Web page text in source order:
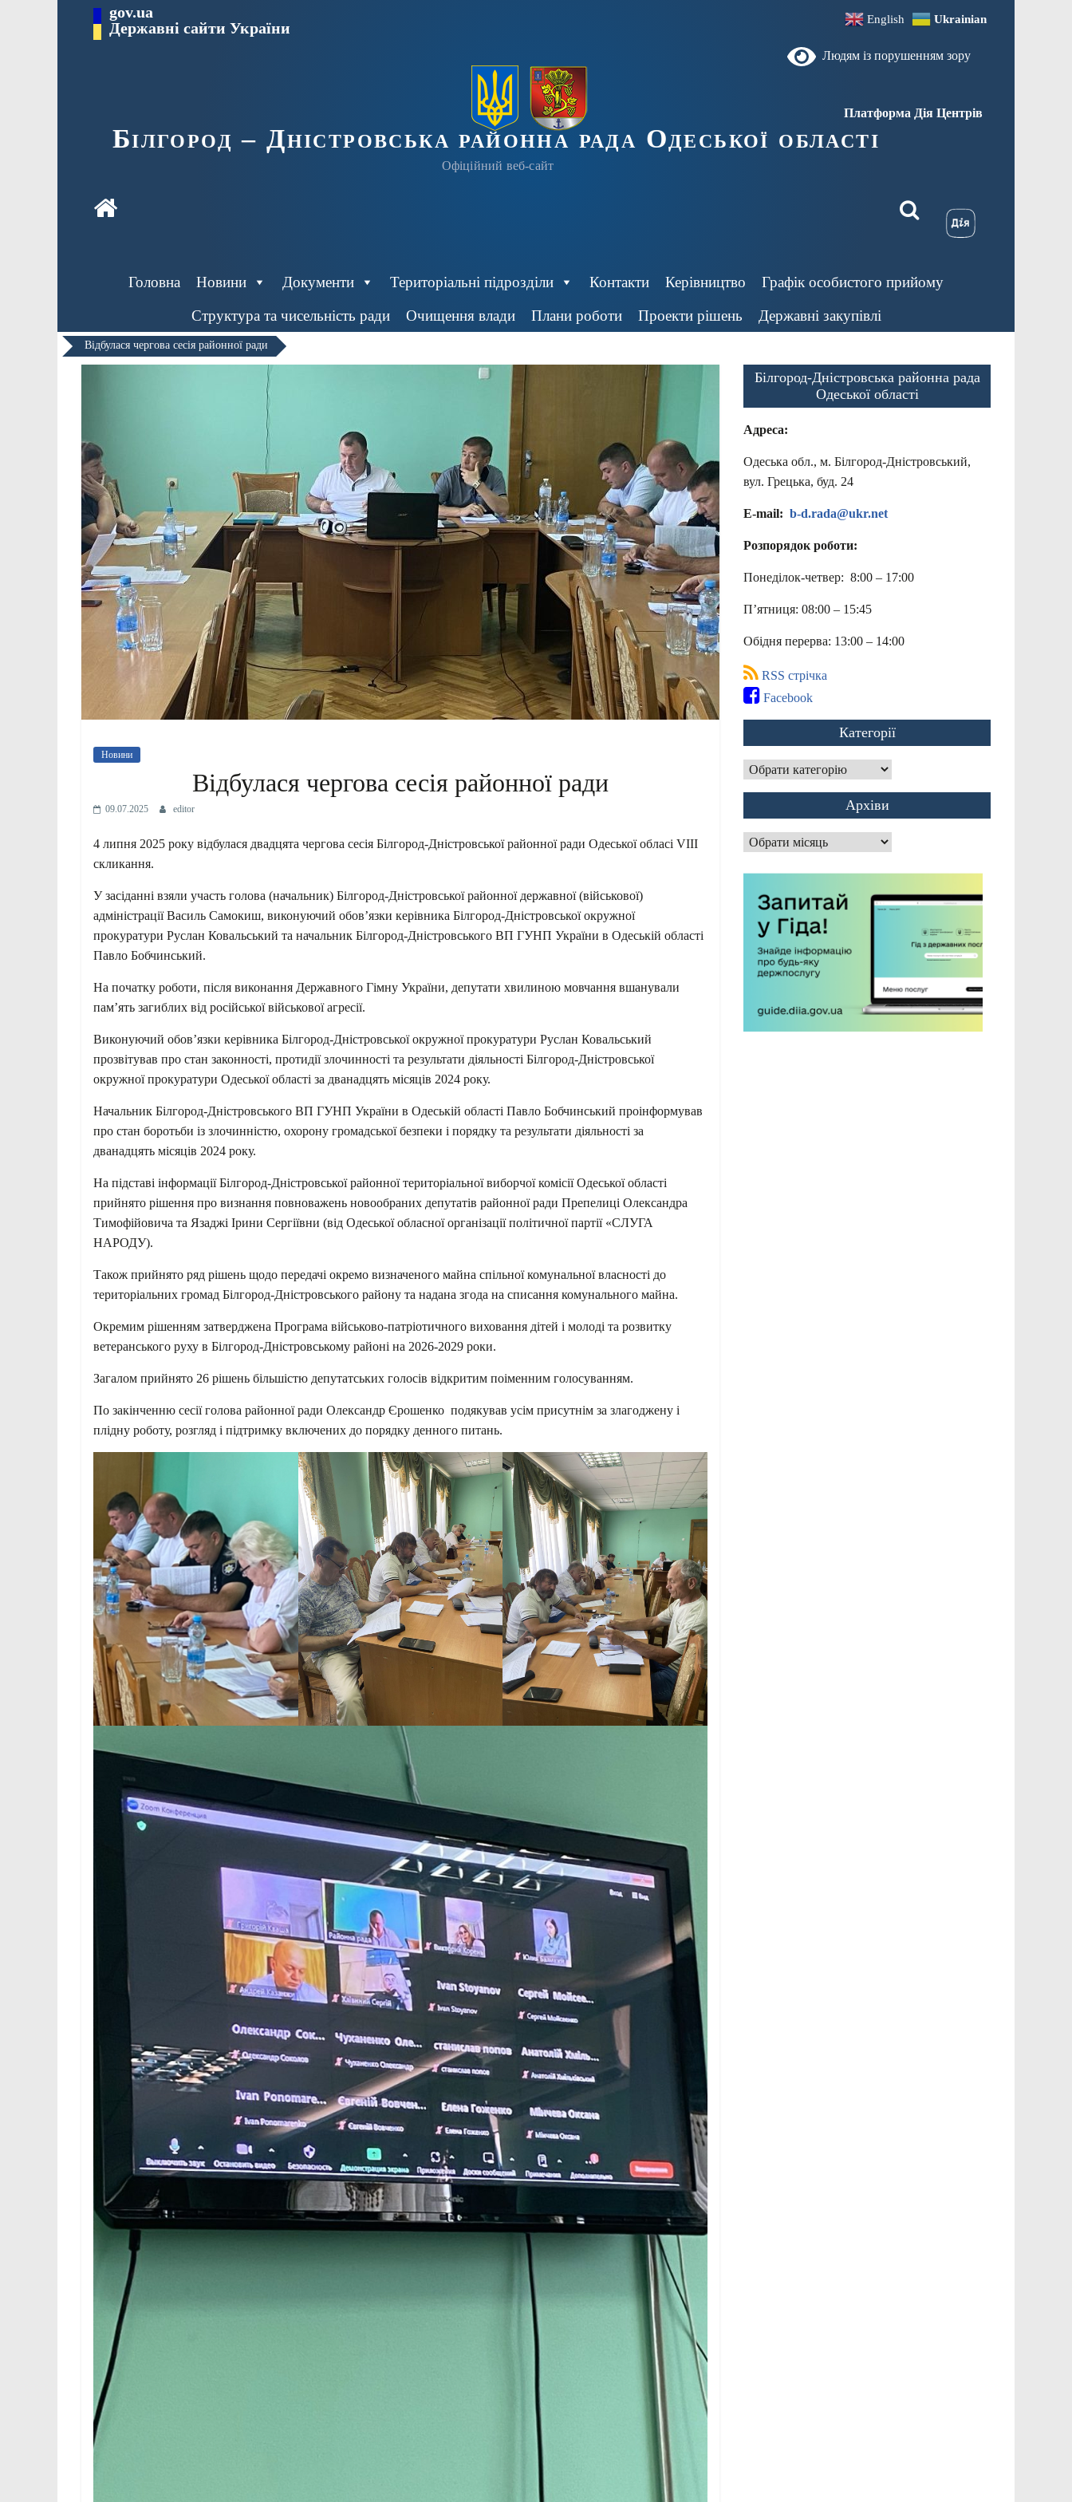
gov.ua
Державні сайти України
English Ukrainian
Людям із порушенням зору
Платформа Дія Центрів
Білгород – Дністровська районна рада Одеської області
Офіційний веб-сайт
Головна Новини Документи Територіальні підрозділи Контакти Керівництво Графік особистого прийому
Структура та чисельність ради Очищення влади Плани роботи Проекти рішень Державні закупівлі
Відбулася чергова сесія районної ради
Новини
Відбулася чергова сесія районної ради
09.07.2025 editor
4 липня 2025 року відбулася двадцята чергова сесія Білгород-Дністровської районної ради Одеської обласі VIII
скликання.
У засіданні взяли участь голова (начальник) Білгород-Дністровської районної державної (військової)
адміністрації Василь Самокиш, виконуючий обов’язки керівника Білгород-Дністровської окружної
прокуратури Руслан Ковальський та начальник Білгород-Дністровського ВП ГУНП України в Одеській області
Павло Бобчинський.
На початку роботи, після виконання Державного Гімну України, депутати хвилиною мовчання вшанували
пам’ять загиблих від російської військової агресії.
Виконуючий обов’язки керівника Білгород-Дністровської окружної прокуратури Руслан Ковальський
прозвітував про стан законності, протидії злочинності та результати діяльності Білгород-Дністровської
окружної прокуратури Одеської області за дванадцять місяців 2024 року.
Начальник Білгород-Дністровського ВП ГУНП України в Одеській області Павло Бобчинський проінформував
про стан боротьби із злочинністю, охорону громадської безпеки і порядку та результати діяльності за
дванадцять місяців 2024 року.
На підставі інформації Білгород-Дністровської районної територіальної виборчої комісії Одеської області
прийнято рішення про визнання повноважень новообраних депутатів районної ради Препелиці Олександра
Тимофійовича та Язаджі Ірини Сергіївни (від Одеської обласної організації політичної партії «СЛУГА
НАРОДУ).
Також прийнято ряд рішень щодо передачі окремо визначеного майна спільної комунальної власності до
територіальних громад Білгород-Дністровського району та надана згода на списання комунального майна.
Окремим рішенням затверджена Програма військово-патріотичного виховання дітей і молоді та розвитку
ветеранського руху в Білгород-Дністровському районі на 2026-2029 роки.
Загалом прийнято 26 рішень більшістю депутатських голосів відкритим поіменним голосуванням.
По закінченню сесії голова районної ради Олександр Єрошенко подякував усім присутнім за злагоджену і
плідну роботу, розгляд і підтримку включених до порядку денного питань.
Білгород-Дністровська районна рада
Одеської області
Адреса:
Одеська обл., м. Білгород-Дністровський,
вул. Грецька, буд. 24
E-mail: b-d.rada@ukr.net
Розпорядок роботи:
Понеділок-четвер: 8:00 – 17:00
П’ятниця: 08:00 – 15:45
Обідня перерва: 13:00 – 14:00
RSS стрічка
Facebook
Категорії
Категорії
Архіви
Архіви